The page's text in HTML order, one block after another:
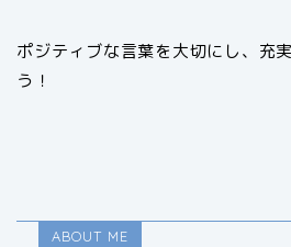
ポジティブな言葉を大切にし、充
う！
ABOUT ME